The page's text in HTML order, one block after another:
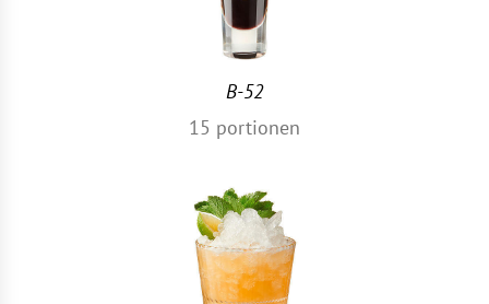
B-52
15 portionen